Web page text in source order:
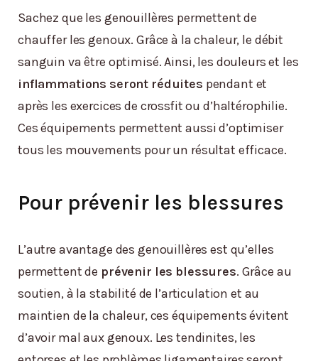
Sachez que les genouillères permettent de
chauffer les genoux. Grâce à la chaleur, le débit
sanguin va être optimisé. Ainsi, les douleurs et les
inflammations seront réduites pendant et
après les exercices de crossfit ou d’haltérophilie.
Ces équipements permettent aussi d’optimiser
tous les mouvements pour un résultat efficace.
Pour prévenir les blessures
L’autre avantage des genouillères est qu’elles
permettent de prévenir les blessures. Grâce au
soutien, à la stabilité de l’articulation et au
maintien de la chaleur, ces équipements évitent
d’avoir mal aux genoux. Les tendinites, les